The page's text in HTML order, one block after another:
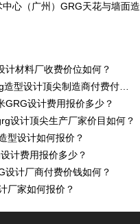
心（广州）GRG天花与墙面
计材料厂收费价位如何？
GRG设计费用报价多少？
设计顶尖生产厂家价目如何？
型设计如何报价？
计费用报价多少？
设计厂商付费价钱如何？
厂家如何报价？